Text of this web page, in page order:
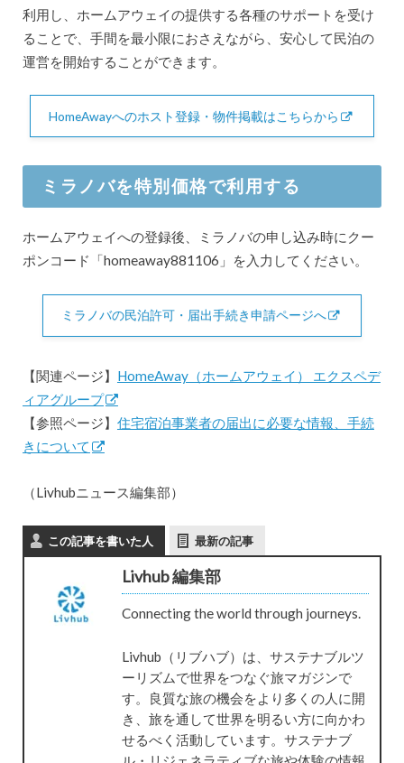
利用し、ホームアウェイの提供する各種のサポートを受け
ることで、手間を最小限におさえながら、安心して民泊の
運営を開始することができます。
HomeAwayへのホスト登録・物件掲載はこちらから
ミラノバを特別価格で利用する
ホームアウェイへの登録後、ミラノバの申し込み時にクー
ポンコード「homeaway881106」を入力してください。
ミラノバの民泊許可・届出手続き申請ページへ
【関連ページ】 HomeAway（ホームアウェイ） エクスペデ
ィアグループ
【参照ページ】 住宅宿泊事業者の届出に必要な情報、手続
きについて
（Livhubニュース編集部）
この記事を書いた人 最新の記事
Livhub 編集部
Connecting the world through journeys.
Livhub（リブハブ）は、サステナブルツ
ーリズムで世界をつなぐ旅マガジンで
す。良質な旅の機会をより多くの人に開
き、旅を通して世界を明るい方に向かわ
せるべく活動しています。サステナブ